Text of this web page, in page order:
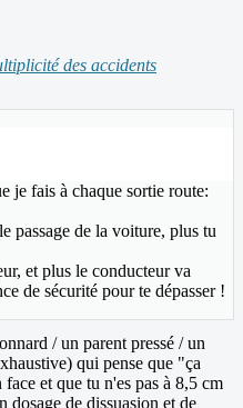
des accidents
je fais à chaque sortie route:
passage de la voiture, plus tu
et plus le conducteur va
de sécurité pour te dépasser !
/ un parent pressé / un
qui pense que "ça
et que tu n'es pas à 8,5 cm
de dissuasion et de